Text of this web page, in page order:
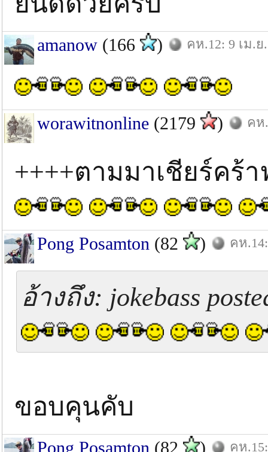
amanow (166 ) คห.12: 9 เม.ย
worawitnonline (2179 ) คห
++++ตามมาเชียร์ค
Pong Posamton (82 ) คห
อ้างถึง: jokebass
ขอบคุนคับ
Pong Posamton (82 ) คห